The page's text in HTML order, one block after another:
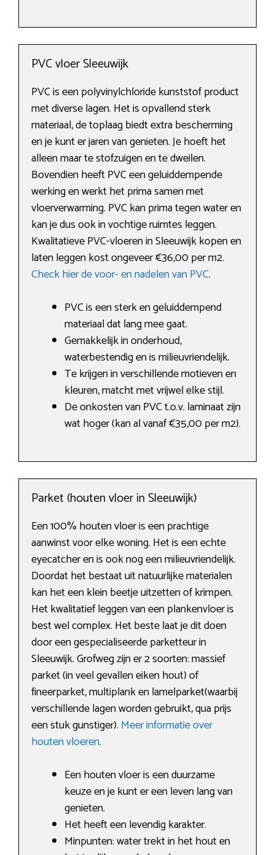
PVC vloer Sleeuwijk
PVC is een polyvinylchloride kunststof product
met diverse lagen. Het is opvallend sterk
materiaal, de toplaag biedt extra bescherming
en je kunt er jaren van genieten. Je hoeft het
alleen maar te stofzuigen en te dweilen.
Bovendien heeft PVC een geluiddempende
werking en werkt het prima samen met
vloerverwarming. PVC kan prima tegen water en
kan je dus ook in vochtige ruimtes leggen.
Kwalitatieve PVC-vloeren in Sleeuwijk kopen en
laten leggen kost ongeveer €36,00 per m2.
Check hier de voor- en nadelen van PVC.
PVC is een sterk en geluiddempend
materiaal dat lang mee gaat.
Gemakkelijk in onderhoud,
waterbestendig en is milieuvriendelijk.
Te krijgen in verschillende motieven en
kleuren, matcht met vrijwel elke stijl.
De onkosten van PVC t.o.v. laminaat zijn
wat hoger (kan al vanaf €35,00 per m2).
Parket (houten vloer in Sleeuwijk)
Een 100% houten vloer is een prachtige
aanwinst voor elke woning. Het is een echte
eyecatcher en is ook nog een milieuvriendelijk.
Doordat het bestaat uit natuurlijke materialen
kan het een klein beetje uitzetten of krimpen.
Het kwalitatief leggen van een plankenvloer is
best wel complex. Het beste laat je dit doen
door een gespecialiseerde parketteur in
Sleeuwijk. Grofweg zijn er 2 soorten: massief
parket (in veel gevallen eiken hout) of
fineerparket, multiplank en lamelparket(waarbij
verschillende lagen worden gebruikt, qua prijs
een stuk gunstiger). Meer informatie over
houten vloeren.
Een houten vloer is een duurzame
keuze en je kunt er een leven lang van
genieten.
Het heeft een levendig karakter.
Minpunten: water trekt in het hout en